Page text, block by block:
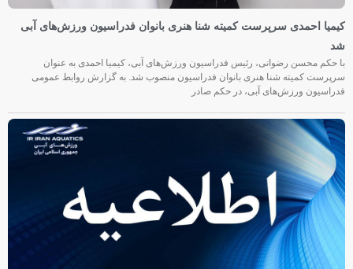
کیمیا احمدی سرپرست کمیته شنا هنری بانوان فدراسیون ورزش‌های آبی
شد
با حکم محسن رضوانی، رئیس فدراسیون ورزش‌های آبی، کیمیا احمدی به عنوان
سرپرست کمیته شنا هنری بانوان فدراسیون منصوب شد. به گزارش روابط عمومی
فدراسیون ورزش‌های آبی، در حکم صادر